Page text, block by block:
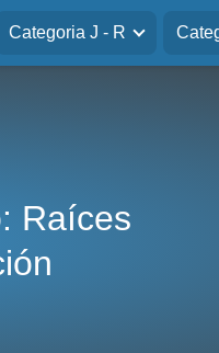
Categoria J - R
Raíces